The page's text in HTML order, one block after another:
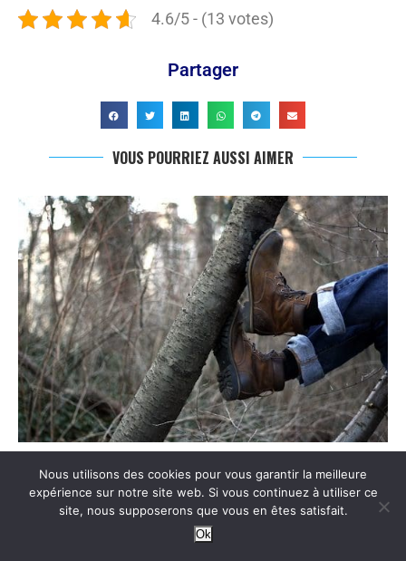
4.6/5 - (13 votes)
Partager
VOUS POURRIEZ AUSSI AIMER
QUAND L’OUTDOOR RENCONTRE LE STYLE : LES PIÈCES...
24/07/2026
Nous utilisons des cookies pour vous garantir la meilleure
expérience sur notre site web. Si vous continuez à utiliser ce
site, nous supposerons que vous en êtes satisfait.
Ok